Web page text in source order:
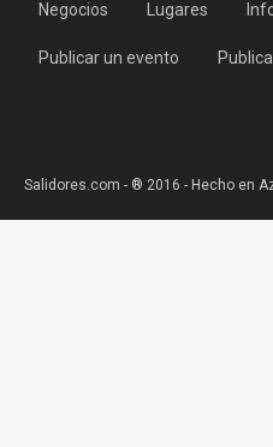
Negocios Lugares
Publicar un evento
Salidores.com - ® 2016 - Hecho en